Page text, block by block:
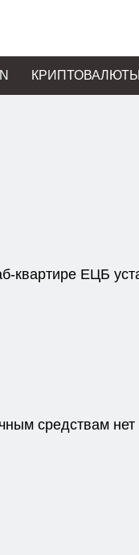
КРИПТОВАЛЮТЫ
квартире ЕЦБ
средствам